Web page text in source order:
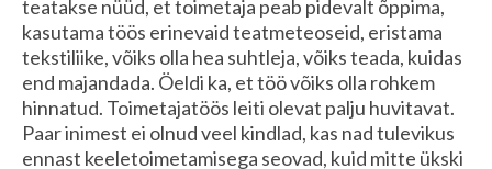
teatakse nüüd, et toimetaja peab pidevalt õppima,
kasutama töös erinevaid teatmeteoseid, eristama
tekstiliike, võiks olla hea suhtleja, võiks teada, kuidas
end majandada. Öeldi ka, et töö võiks olla rohkem
hinnatud. Toimetajatöös leiti olevat palju huvitavat.
Paar inimest ei olnud veel kindlad, kas nad tulevikus
ennast keeletoimetamisega seovad, kuid mitte ükski